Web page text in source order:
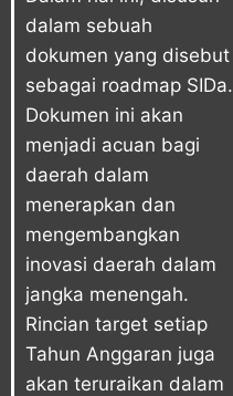
dalam sebuah
dokumen yang disebut
sebagai roadmap SIDa.
Dokumen ini akan
menjadi acuan bagi
daerah dalam
menerapkan dan
mengembangkan
inovasi daerah dalam
jangka menengah.
Rincian target setiap
Tahun Anggaran juga
akan teruraikan dalam